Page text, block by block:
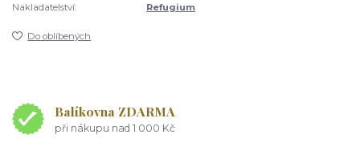
Nakladatelství:
Refugium
Do oblíbených
Balíkovna ZDARMA
při nákupu nad 1 000 Kč